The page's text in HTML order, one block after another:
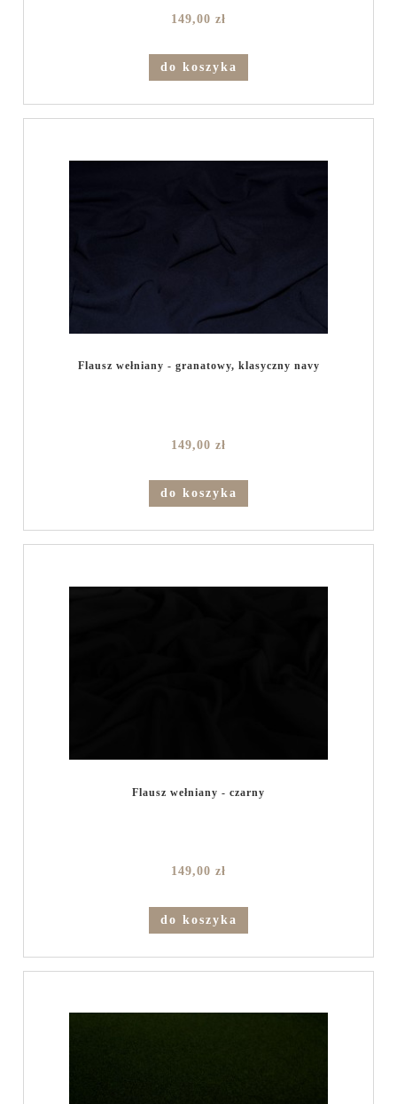
149,00 zł
do koszyka
Flausz wełniany - granatowy, klasyczny navy
149,00 zł
do koszyka
Flausz wełniany - czarny
149,00 zł
do koszyka